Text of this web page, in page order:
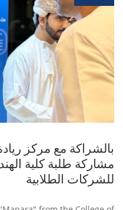
بالشراكة مع مركز
مشاركة طلبة كلية
للشركات الطلابية